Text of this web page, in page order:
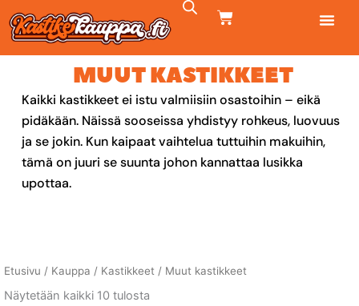
Siirry
sisältöön
CART
MUUT KASTIKKEET
Kaikki kastikkeet ei istu valmiisiin osastoihin – eikä
pidäkään. Näissä sooseissa yhdistyy rohkeus, luovuus
ja se jokin. Kun kaipaat vaihtelua tuttuihin makuihin,
tämä on juuri se suunta johon kannattaa lusikka
upottaa.
Etusivu / Kauppa / Kastikkeet / Muut kastikkeet
Näytetään kaikki 10 tulosta